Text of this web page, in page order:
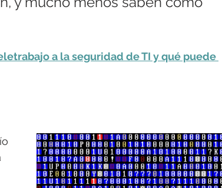
a la seguridad de TI y qué puede